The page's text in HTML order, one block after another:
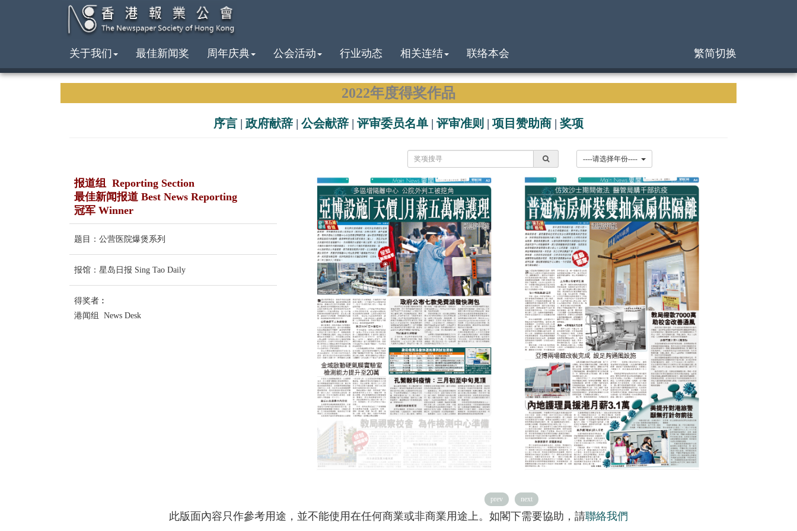
关于我们 最佳新闻奖 周年庆典 公会活动 行业动态 相关连结 联络本会 繁简切换
2022年度得奖作品
序言 | 政府献辞 | 公会献辞 | 评审委员名单 | 评审准则 | 项目赞助商 | 奖项
报道组 Reporting Section
最佳新闻报道 Best News Reporting
冠军 Winner
题目：公营医院爆煲系列
报馆：星岛日报 Sing Tao Daily
得奖者︰
港闻组 News Desk
prev next
此版面內容只作參考用途，並不能使用在任何商業或非商業用途上。如閣下需要協助，請聯絡我們